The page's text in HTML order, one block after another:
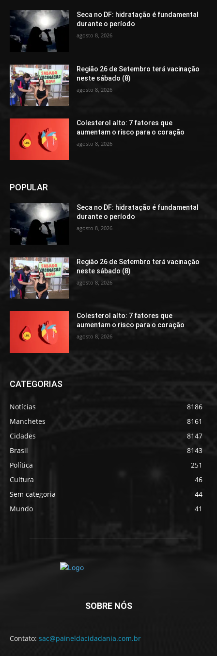
Seca no DF: hidratação é fundamental
durante o período
agosto 8, 2026
Região 26 de Setembro terá vacinação
neste sábado (8)
agosto 8, 2026
Colesterol alto: 7 fatores que
aumentam o risco para o coração
agosto 8, 2026
POPULAR
Seca no DF: hidratação é fundamental
durante o período
agosto 8, 2026
Região 26 de Setembro terá vacinação
neste sábado (8)
agosto 8, 2026
Colesterol alto: 7 fatores que
aumentam o risco para o coração
agosto 8, 2026
CATEGORIAS
Notícias
8186
Manchetes
8161
Cidades
8147
Brasil
8143
Política
251
Cultura
46
Sem categoria
44
Mundo
41
SOBRE NÓS
Contato: sac@paineldacidadania.com.br